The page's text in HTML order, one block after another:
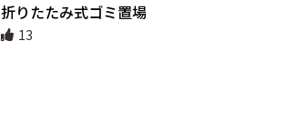
折りたたみ式ゴミ置場
13